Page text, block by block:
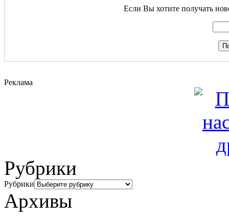
Если Вы хотите получать
Реклама
Рубрики
Рубрики
Архивы